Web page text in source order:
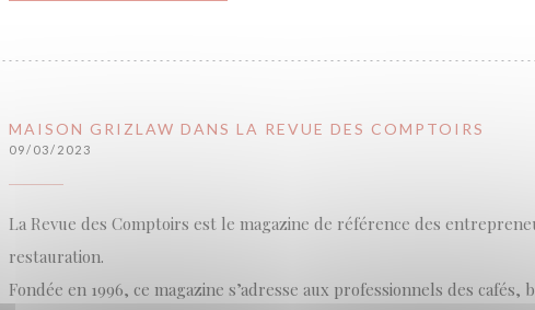
MAISON GRIZLAW DANS LA REVUE DES COMPTOIRS
09/03/2023
La Revue des Comptoirs est le magazine de référence des
restauration.
Fondée en 1996, ce magazine s’adresse aux professionnels des cafés,